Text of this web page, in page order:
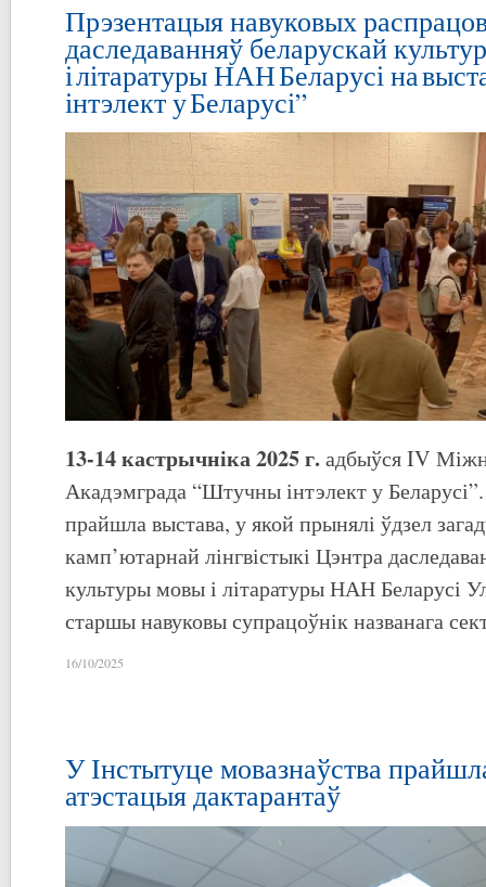
Прэзентацыя навуковых
даследаванняў беларускай
і літаратуры НАН Беларусі на
інтэлект у Беларусі”
13-14 кастрычніка 2025 г.адбыўся IV
Акадэмграда “Штучны інтэлект у
прайшла выстава, у якой прынялі ўдзел
камп’ютарнай лінгвістыкі Цэнтра
культуры мовы і літаратуры НАН Беларусі
старшы навуковы супрацоўнік названага
16/10/2025
У Інстытуце мовазнаўства
атэстацыя дактарантаў